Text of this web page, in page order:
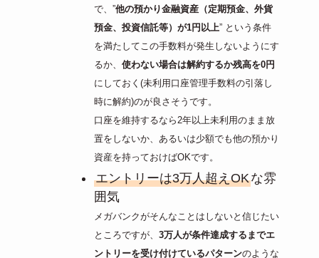
で、”他の預かり金融資産（定期預金、外貨
預金、投資信託等）が1円以上” という条件
を満たしてこの手数料が発生しないようにす
るか、使わない場合は解約するか残高を0円
にしておく(未利用口座管理手数料の引落し
時に解約)のが良さそうです。
口座を維持するなら2年以上未利用のまま放
置をしないか、あるいは少額でも他の預かり
資産を持っておけばOKです。
エントリーは3万人超えOKな雰
囲気
メガバンクがそんなことはしないと信じたい
ところですが、3万人が条件達成するまでエ
ントリーを受け付けているパターンのような